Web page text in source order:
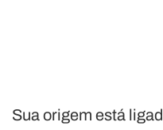
Sua origem está